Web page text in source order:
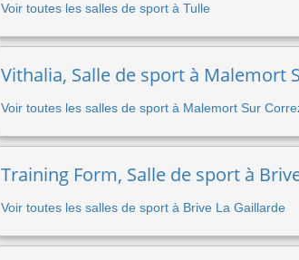
Voir toutes les salles de sport à Tulle
Vithalia, Salle de sport à Malemort
Voir toutes les salles de sport à Malemort Sur
Training Form, Salle de sport à
Voir toutes les salles de sport à Brive La Gaillarde